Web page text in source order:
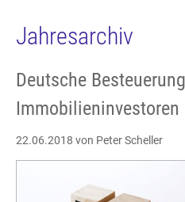
Jahresarchiv
Deutsche
Immobilieninvestoren
22.06.2018 von Peter Scheller